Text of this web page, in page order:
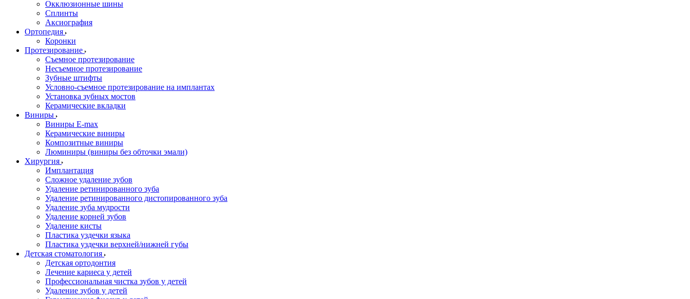
Окклюзионные шины
Сплинты
Аксиография
Ортопедия
Коронки
Протезирование
Съемное протезирование
Несъемное протезирование
Зубные штифты
Условно-съемное протезирование на имплантах
Установка зубных мостов
Керамические вкладки
Виниры
Виниры E-max
Керамические виниры
Композитные виниры
Люминиры (виниры без обточки эмали)
Хирургия
Имплантация
Сложное удаление зубов
Удаление ретинированного зуба
Удаление ретинированного дистопированного зуба
Удаление зуба мудрости
Удаление корней зубов
Удаление кисты
Пластика уздечки языка
Пластика уздечки верхней/нижней губы
Детская стоматология
Детская ортодонтия
Лечение кариеса у детей
Профессиональная чистка зубов у детей
Удаление зубов у детей